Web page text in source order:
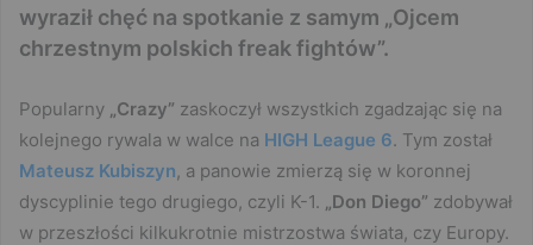
wyraził chęć na spotkanie z samym „Ojcem
chrzestnym polskich freak fightów”.
Popularny „Crazy” zaskoczył wszystkich zgadzając się na
kolejnego rywala w walce na HIGH League 6. Tym został
Mateusz Kubiszyn, a panowie zmierzą się w koronnej
dyscyplinie tego drugiego, czyli K-1.
„Don Diego” zdobywał
w przeszłości kilkukrotnie mistrzostwa świata, czy Europy.